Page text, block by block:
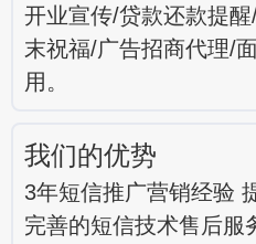
开业宣传/贷款还款提
末祝福/广告招商代理/
用。
我们的优势
3年短信推广营销经验
完善的短信技术售后服